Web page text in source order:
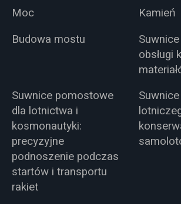
Moc
Kamień
Budowa mostu
obsługi
Suwnice pomostowe
dla lotnictwa i
kosmonautyki:
precyzyjne
podnoszenie podczas
startów i transportu
rakiet